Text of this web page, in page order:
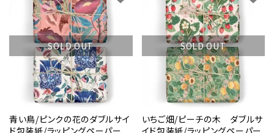
SOLD OUT
青い鳥/ピンクの花のダブルサイ
ド包装紙/ラッピングペーパー
SOLD OUT
いちご畑/ピーチの木 ダブルサ
イド包装紙/ラッピングペーパー